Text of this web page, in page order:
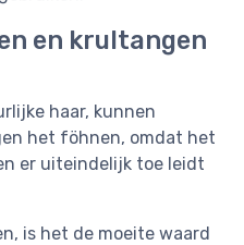
en krultangen
haar, kunnen
het föhnen, omdat het
er uiteindelijk toe leidt
is het de moeite waard